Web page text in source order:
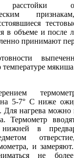
расстойки
в объеме и после
принимают
температуре
5-7° С ниже
Для нагрева можно
Термометр
нижней в
и
не